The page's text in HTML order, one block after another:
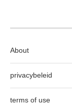
About
privacybeleid
terms of use